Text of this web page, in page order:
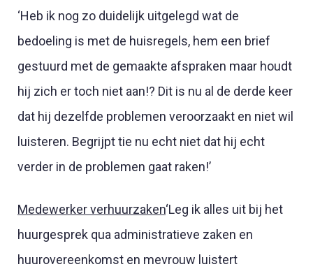
‘Heb ik nog zo duidelijk uitgelegd wat de
bedoeling is met de huisregels, hem een brief
gestuurd met de gemaakte afspraken maar houdt
hij zich er toch niet aan!? Dit is nu al de derde keer
dat hij dezelfde problemen veroorzaakt en niet wil
luisteren. Begrijpt tie nu echt niet dat hij echt
verder in de problemen gaat raken!’
Medewerker verhuurzaken‘Leg ik alles uit bij het
huurgesprek qua administratieve zaken en
huurovereenkomst en mevrouw luistert